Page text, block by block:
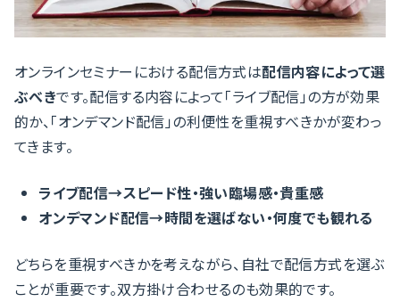
オンラインセミナーにおける配信方式は配信内容によって選
ぶべきです。配信する内容によって「ライブ配信」の方が効果
的か、「オンデマンド配信」の利便性を重視すべきかが変わっ
てきます。
ライブ配信→スピード性・強い臨場感・貴重感
オンデマンド配信→時間を選ばない・何度でも観れる
どちらを重視すべきかを考えながら、自社で配信方式を選ぶ
ことが重要です。双方掛け合わせるのも効果的です。